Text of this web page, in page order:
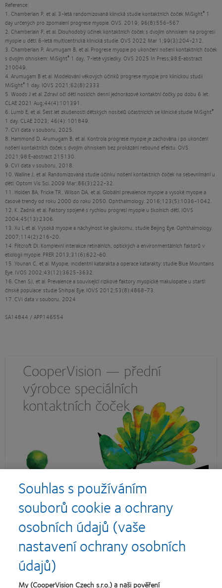
Reference:
1. Chamberlain P, et al. 3-letá randomizovaná klinická studie kontaktních čoček MiSight® 1
day určených pro zpomalení progrese myopie. OVS. 2019; 96(8):556-567
2. Chamberlain P, et al. Dlouhodobý účinek kontaktních čoček s dvojím ohniskem na progresi
myopie u dětí: 6-letá multicentrická klinická studie. OVS 2022 Mar 1;99(3):204-212.
3. Chamberlain P, Arumugam B, et al. Progrese myopie po ukončení nošení kontaktních čoček
s dvojím ohniskem: MiSight® 1 day, 7-leté výsledky. OVS 2025 In Press;98:E-abstract
210049.
4. Arumugam B et al. Modelování věkových účinků progrese myopie pro klinickou studii
MiSight® 1 day. IOVS 2021;62(8):2333.
5. Woods J et al. Zdraví očí dětí nosících denní jednorázové kontaktní čočky po dobu 6 let.
CLAE 2021 Aug;44(4):101391.
6. Lumb E, et al. Šest let zkušeností dětských nositelů účastnících se klinické studie MiSight®
1 day. CLAE 2023; 46(4): 101849.
7. CVI data v souboru, 2025.
8. Hammond D, Arumugam B, et al. Kontrola progrese myopie je zachována i po ukončení
nošení kontaktních čoček s dvojím ohniskem bez prokázání rebound efektu. OVS
2021;98:E-abstract 215130.
9. CVI data v souboru, 2018.
10. Walline J, et al. Randomizovaná studie účinku nošení kontaktních čoček na sebevnímání u
dětí. Optom Vis Sci. 2009 Mar;86(3):222-32.
11. Holden BA, Fricke TR, Wilson DA, et al. Globální prevalence myopie a vysoké myopie a
časové trendy od roku 2000 do roku 2050. Ophthalmology. 2016;123(5):1036-1042.
12. K. Zadnik et al. Faktory spojené s rychlou progresí myopie u školních dětí. IOVS
2004;45(13):2306.
13. Xu L et al. Vysoká myopie a náchylnost ke glaukomu, studie Beijing Eye. Ophthalmology.
2007;114(2):216-20.
14. Flitcroft DI. Komplexní interakce retinálních, optických a environmentálních faktorů v
etiologii myopie. PRER 2013;31(6):622-60.
15. Younan C, et al. Myopie, incidentní katarakta a operace katarakty: studie Blue Mountains
Eye. IVOS 2002;43(12):3625-3632.
16. Chen SJ, et al. Prevalence a související rizikové faktory myopické makulopatie u starší
čínské populace: studie Shihpai Eye. IOVS 2012;53(8):4868-73.
17. CVI data v souboru, 2024.
SA14844 / APP146554
Souhlas s používáním
souborů cookie a ochrany
osobních údajů (vaše
nastavení ochrany osobních
údajů)
My (CooperVision Czech s.r.o.) a naši pověření